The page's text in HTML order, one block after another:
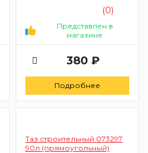
(0)
Представлен в
магазине
380 ₽
Подробнее
Таз строительный 073297
90л (прямоугольный)